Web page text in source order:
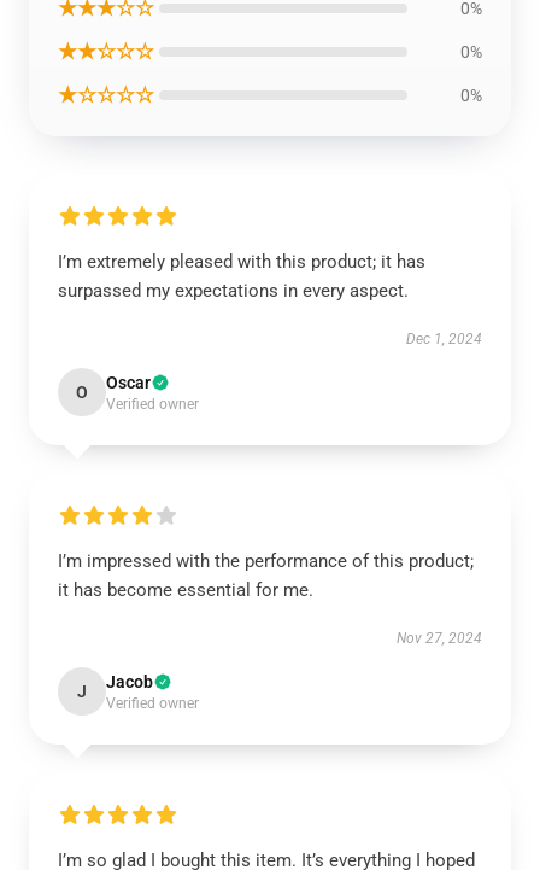
★★★☆☆ 0%
★★☆☆☆ 0%
★☆☆☆☆ 0%
I’m extremely pleased with this product; it has
surpassed my expectations in every aspect.
Dec 1, 2024
O Oscar
Verified owner
I’m impressed with the performance of this product;
it has become essential for me.
Nov 27, 2024
J Jacob
Verified owner
I’m so glad I bought this item. It’s everything I hoped